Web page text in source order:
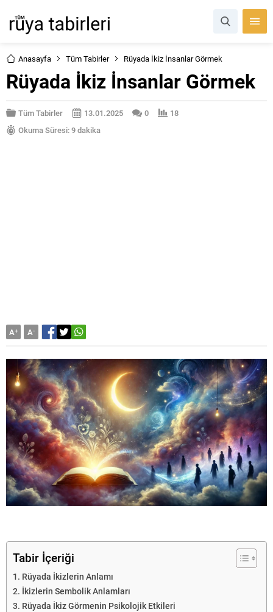
Anasayfa Tüm Tabirler Rüyada İkiz İnsanlar Görmek
Rüyada İkiz İnsanlar Görmek
Tüm Tabirler 13.01.2025 0
18
Okuma Süresi: 9 dakika
A+ A-
Tabir İçeriği
Rüyada İkizlerin Anlamı
İkizlerin Sembolik Anlamları
Rüyada İkiz Görmenin Psikolojik Etkileri